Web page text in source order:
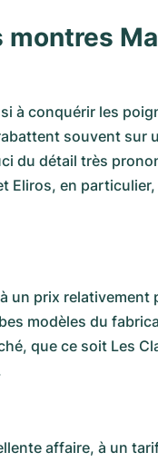
montres
à conquérir les
souvent sur
du détail très
Eliros, en
un prix
modèles du
que ce soit Les
affaire, à un